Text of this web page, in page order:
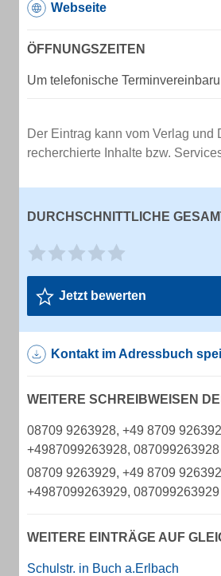
Webseite
ÖFFNUNGSZEITEN
Um telefonische
Der Eintrag kann vom Verlag und
recherchierte Inhalte bzw.
DURCHSCHNITTLICHE
Jetzt bewerten
Kontakt im Adressbuch
WEITERE SCHREIBWEISEN
08709 9263928, +49 8709
+4987099263928, 087099263928
08709 9263929, +49 8709
+4987099263929, 087099263929
WEITERE EINTRÄGE AUF
Schulstr. in Buch a.Erlbach